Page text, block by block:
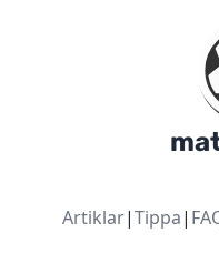
Artiklar|Tippa|